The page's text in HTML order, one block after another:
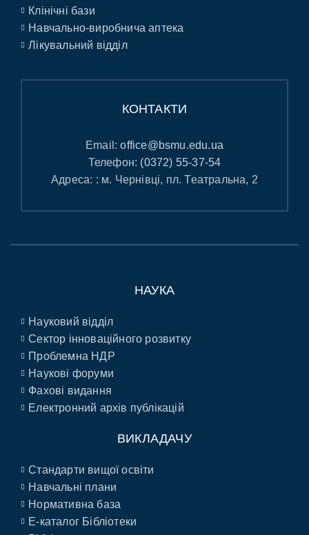
Клінічні бази
Навчально-виробнича аптека
Лікувальний відділ
КОНТАКТИ
Email:office@bsmu.edu.ua
Телефон: (0372) 55-37-54
Адреса: : м. Чернівці, пл. Театральна, 2
НАУКА
Науковий відділ
Сектор інноваційного розвитку
Проблемна НДР
Наукові форуми
Фахові видання
Електронний архів публікацій
ВИКЛАДАЧУ
Стандарти вищої освіти
Навчальні плани
Нормативна база
E-каталог Бібліотеки